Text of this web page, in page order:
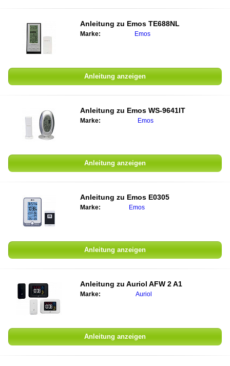
Anleitung zu Emos TE688NL
Marke: Emos
Anleitung anzeigen
Anleitung zu Emos WS-9641IT
Marke: Emos
Anleitung anzeigen
Anleitung zu Emos E0305
Marke: Emos
Anleitung anzeigen
Anleitung zu Auriol AFW 2 A1
Marke: Auriol
Anleitung anzeigen